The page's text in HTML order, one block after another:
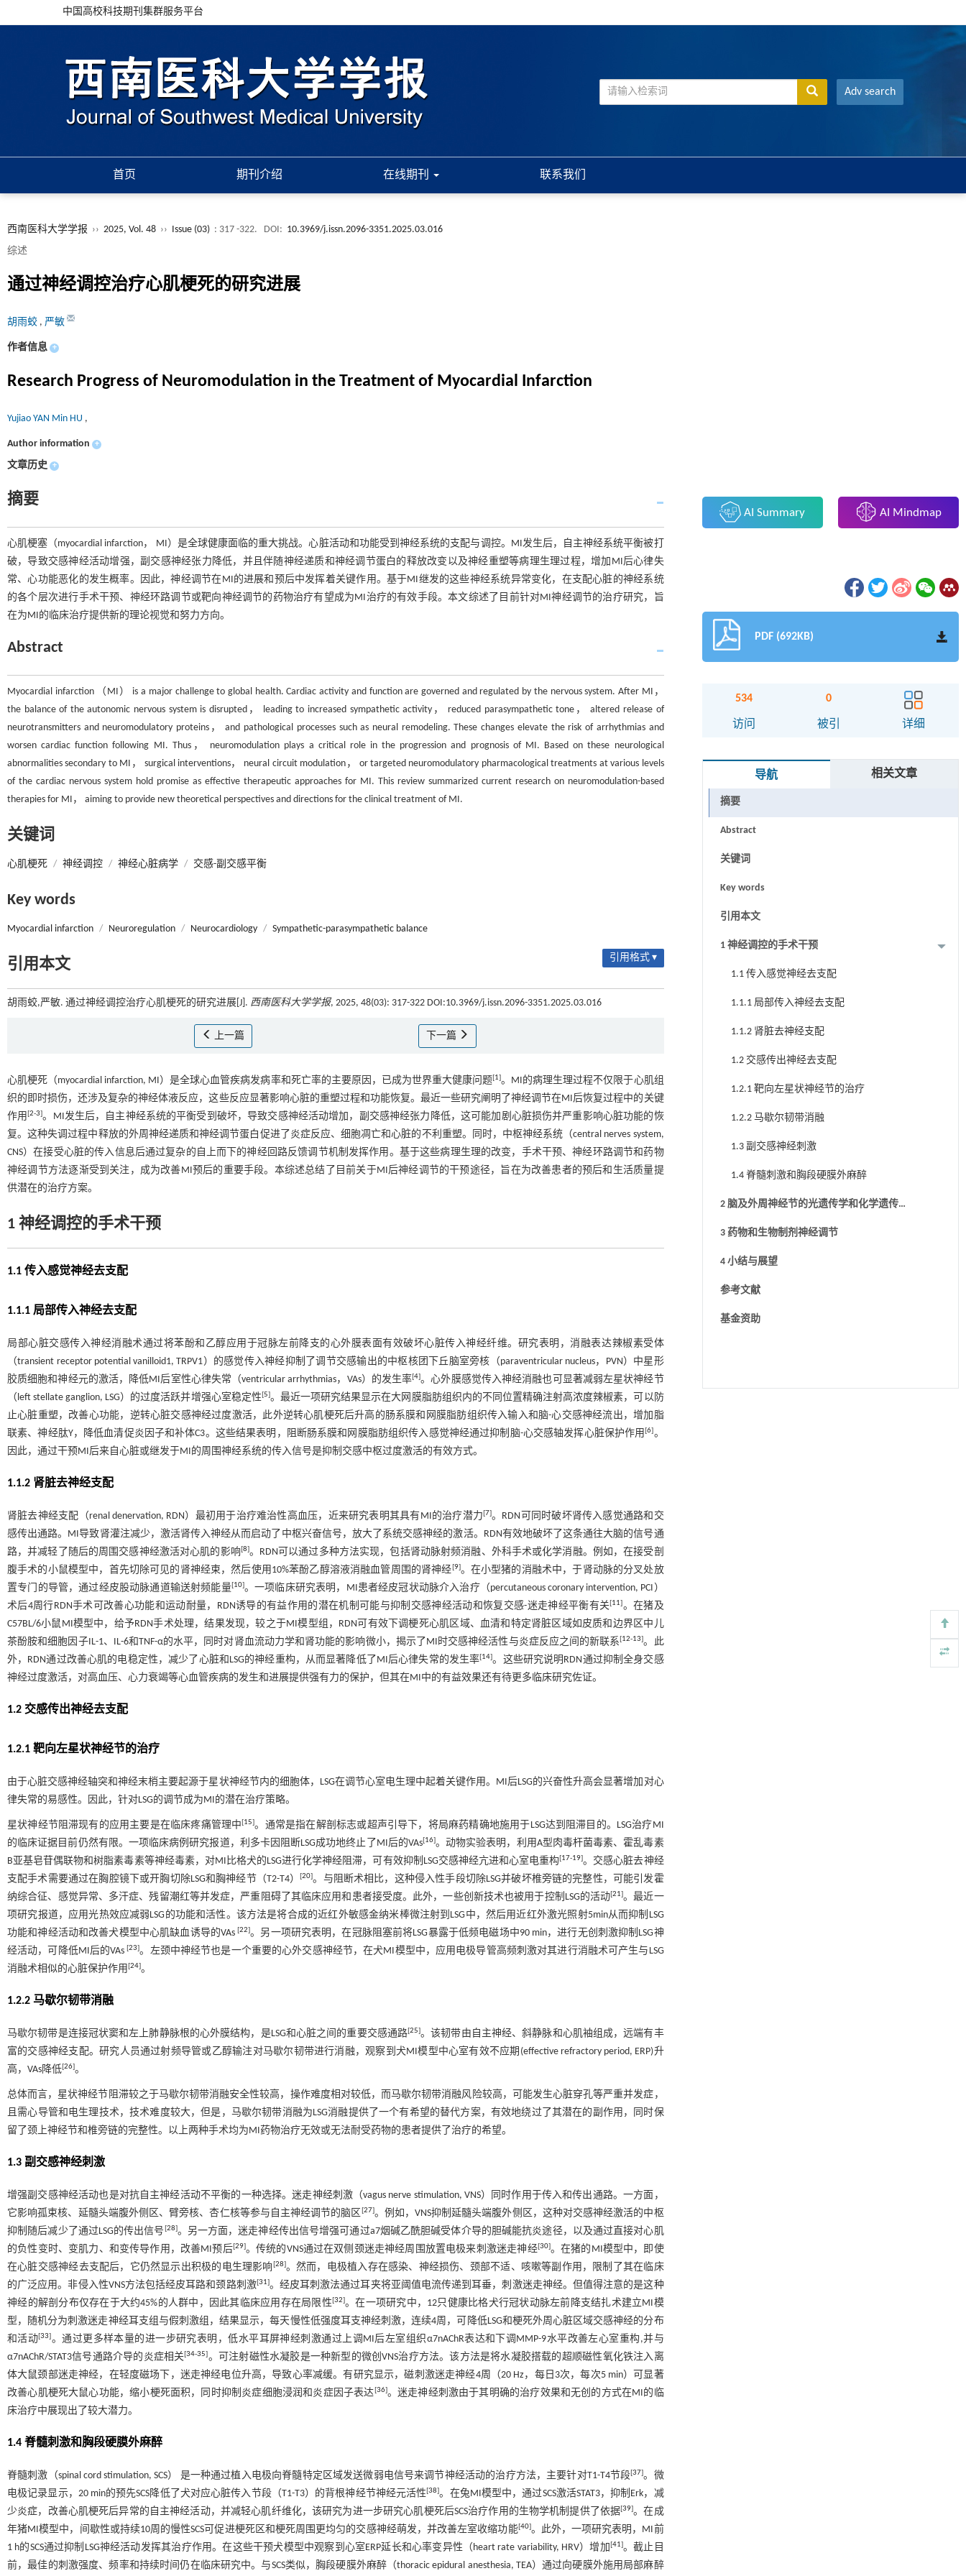
中国高校科技期刊集群服务平台
Adv search
首页 期刊介绍 在线期刊 联系我们
西南医科大学学报 ›› 2025, Vol. 48 ›› Issue (03) : 317 -322. DOI: 10.3969/j.issn.2096-3351.2025.03.016
综述
通过神经调控治疗心肌梗死的研究进展
胡雨蛟 , 严敏
作者信息 +
Research Progress of Neuromodulation in the Treatment of Myocardial Infarction
Yujiao YAN Min HU ,
Author information +
文章历史 +
摘要
心肌梗塞（myocardial infarction， MI）是全球健康面临的重大挑战。心脏活动和功能受到神经系统的支配与调控。MI发生后，自主神经系统平衡被打
破，导致交感神经活动增强，副交感神经张力降低，并且伴随神经递质和神经调节蛋白的释放改变以及神经重塑等病理生理过程，增加MI后心律失
常、心功能恶化的发生概率。因此，神经调节在MI的进展和预后中发挥着关键作用。基于MI继发的这些神经系统异常变化，在支配心脏的神经系统
的各个层次进行手术干预、神经环路调节或靶向神经调节的药物治疗有望成为MI治疗的有效手段。本文综述了目前针对MI神经调节的治疗研究，旨
在为MI的临床治疗提供新的理论视觉和努力方向。
Abstract
Myocardial infarction （MI） is a major challenge to global health. Cardiac activity and function are governed and regulated by the nervous system. After MI，
the balance of the autonomic nervous system is disrupted， leading to increased sympathetic activity， reduced parasympathetic tone， altered release of
neurotransmitters and neuromodulatory proteins， and pathological processes such as neural remodeling. These changes elevate the risk of arrhythmias and
worsen cardiac function following MI. Thus， neuromodulation plays a critical role in the progression and prognosis of MI. Based on these neurological
abnormalities secondary to MI， surgical interventions， neural circuit modulation， or targeted neuromodulatory pharmacological treatments at various levels
of the cardiac nervous system hold promise as effective therapeutic approaches for MI. This review summarized current research on neuromodulation-based
therapies for MI， aiming to provide new theoretical perspectives and directions for the clinical treatment of MI.
关键词
心肌梗死 / 神经调控 / 神经心脏病学 / 交感-副交感平衡
Key words
Myocardial infarction / Neuroregulation / Neurocardiology / Sympathetic-parasympathetic balance
引用本文 引用格式 ▾
胡雨蛟,严敏. 通过神经调控治疗心肌梗死的研究进展[J]. 西南医科大学学报, 2025, 48(03): 317-322 DOI:10.3969/j.issn.2096-3351.2025.03.016
上一篇 下一篇
心肌梗死（myocardial infarction, MI）是全球心血管疾病发病率和死亡率的主要原因，已成为世界重大健康问题[1]。MI的病理生理过程不仅限于心肌组
织的即时损伤，还涉及复杂的神经体液反应，这些反应显著影响心脏的重塑过程和功能恢复。最近一些研究阐明了神经调节在MI后恢复过程中的关键
作用[2-3]。MI发生后，自主神经系统的平衡受到破坏，导致交感神经活动增加，副交感神经张力降低，这可能加剧心脏损伤并严重影响心脏功能的恢
复。这种失调过程中释放的外周神经递质和神经调节蛋白促进了炎症反应、细胞凋亡和心脏的不利重塑。同时，中枢神经系统（central nerves system,
CNS）在接受心脏的传入信息后通过复杂的自上而下的神经回路反馈调节机制发挥作用。基于这些病理生理的改变，手术干预、神经环路调节和药物
神经调节方法逐渐受到关注，成为改善MI预后的重要手段。本综述总结了目前关于MI后神经调节的干预途径，旨在为改善患者的预后和生活质量提
供潜在的治疗方案。
1 神经调控的手术干预
1.1 传入感觉神经去支配
1.1.1 局部传入神经去支配
局部心脏交感传入神经消融术通过将苯酚和乙醇应用于冠脉左前降支的心外膜表面有效破坏心脏传入神经纤维。研究表明，消融表达辣椒素受体
（transient receptor potential vanilloid1, TRPV1）的感觉传入神经抑制了调节交感输出的中枢核团下丘脑室旁核（paraventricular nucleus，PVN）中星形
胶质细胞和神经元的激活，降低MI后室性心律失常（ventricular arrhythmias，VAs）的发生率[4]。心外膜感觉传入神经消融也可显著减弱左星状神经节
（left stellate ganglion, LSG）的过度活跃并增强心室稳定性[5]。最近一项研究结果显示在大网膜脂肪组织内的不同位置精确注射高浓度辣椒素，可以防
止心脏重塑，改善心功能，逆转心脏交感神经过度激活，此外逆转心肌梗死后升高的肠系膜和网膜脂肪组织传入输入和脑-心交感神经流出，增加脂
联素、神经肽Y，降低血清促炎因子和补体C3。这些结果表明，阻断肠系膜和网膜脂肪组织传入感觉神经通过抑制脑-心交感轴发挥心脏保护作用[6]。
因此，通过干预MI后来自心脏或继发于MI的周围神经系统的传入信号是抑制交感中枢过度激活的有效方式。
1.1.2 肾脏去神经支配
肾脏去神经支配（renal denervation, RDN）最初用于治疗难治性高血压，近来研究表明其具有MI的治疗潜力[7]。RDN可同时破坏肾传入感觉通路和交
感传出通路。MI导致肾灌注减少，激活肾传入神经从而启动了中枢兴奋信号，放大了系统交感神经的激活。RDN有效地破坏了这条通往大脑的信号通
路，并减轻了随后的周围交感神经激活对心肌的影响 [8]。RDN可以通过多种方法实现，包括肾动脉射频消融、外科手术或化学消融。例如，在接受剖
腹手术的小鼠模型中，首先切除可见的肾神经束，然后使用10%苯酚乙醇溶液消融血管周围的肾神经[9]。在小型猪的消融术中，于肾动脉的分叉处放
置专门的导管，通过经皮股动脉通道输送射频能量[10]。一项临床研究表明，MI患者经皮冠状动脉介入治疗（percutaneous coronary intervention, PCI）
术后4周行RDN手术可改善心功能和运动耐量，RDN诱导的有益作用的潜在机制可能与抑制交感神经活动和恢复交感-迷走神经平衡有关[11]。在猪及
C57BL/6小鼠MI模型中，给予RDN手术处理，结果发现，较之于MI模型组，RDN可有效下调梗死心肌区域、血清和特定肾脏区域如皮质和边界区中儿
茶酚胺和细胞因子IL-1、IL-6和TNF-α的水平，同时对肾血流动力学和肾功能的影响微小，揭示了MI时交感神经活性与炎症反应之间的新联系[12-13]。此
外，RDN通过改善心肌的电稳定性，减少了心脏和LSG的神经重构，从而显著降低了MI后心律失常的发生率[14]。这些研究说明RDN通过抑制全身交感
神经过度激活，对高血压、心力衰竭等心血管疾病的发生和进展提供强有力的保护，但其在MI中的有益效果还有待更多临床研究佐证。
1.2 交感传出神经去支配
1.2.1 靶向左星状神经节的治疗
由于心脏交感神经轴突和神经末梢主要起源于星状神经节内的细胞体，LSG在调节心室电生理中起着关键作用。MI后LSG的兴奋性升高会显著增加对心
律失常的易感性。因此，针对LSG的调节成为MI的潜在治疗策略。
星状神经节阻滞现有的应用主要是在临床疼痛管理中[15]。通常是指在解剖标志或超声引导下，将局麻药精确地施用于LSG达到阻滞目的。LSG治疗MI
的临床证据目前仍然有限。一项临床病例研究报道，利多卡因阻断LSG成功地终止了MI后的VAs[16]。动物实验表明，利用A型肉毒杆菌毒素、霍乱毒素
B亚基皂苷偶联物和树脂素毒素等神经毒素，对MI比格犬的LSG进行化学神经阻滞，可有效抑制LSG交感神经亢进和心室电重构[17-19]。交感心脏去神经
支配手术需要通过在胸腔镜下或开胸切除LSG和胸神经节（T2-T4）[20]。与阻断术相比，这种侵入性手段切除LSG并破坏椎旁链的完整性，可能引发霍
纳综合征、感觉异常、多汗症、残留潮红等并发症，严重阻碍了其临床应用和患者接受度。此外，一些创新技术也被用于控制LSG的活动[21]。最近一
项研究报道，应用光热效应减弱LSG的功能和活性。该方法是将合成的近红外敏感金纳米棒微注射到LSG中，然后用近红外激光照射5min从而抑制LSG
功能和神经活动和改善犬模型中心肌缺血诱导的VAs[22]。另一项研究表明，在冠脉阻塞前将LSG暴露于低频电磁场中90 min，进行无创刺激抑制LSG神
经活动，可降低MI后的VAs[23]。左颈中神经节也是一个重要的心外交感神经节，在犬MI模型中，应用电极导管高频刺激对其进行消融术可产生与LSG
消融术相似的心脏保护作用 [24]。
1.2.2 马歇尔韧带消融
马歇尔韧带是连接冠状窦和左上肺静脉根的心外膜结构，是LSG和心脏之间的重要交感通路[25]。该韧带由自主神经、斜静脉和心肌袖组成，远端有丰
富的交感神经支配。研究人员通过射频导管或乙醇输注对马歇尔韧带进行消融，观察到犬MI模型中心室有效不应期(effective refractory period, ERP)升
高，VAs降低[26]。
总体而言，星状神经节阻滞较之于马歇尔韧带消融安全性较高，操作难度相对较低，而马歇尔韧带消融风险较高，可能发生心脏穿孔等严重并发症，
且需心导管和电生理技术，技术难度较大，但是，马歇尔韧带消融为LSG消融提供了一个有希望的替代方案，有效地绕过了其潜在的副作用，同时保
留了颈上神经节和椎旁链的完整性。以上两种手术均为MI药物治疗无效或无法耐受药物的患者提供了治疗的希望。
1.3 副交感神经刺激
增强副交感神经活动也是对抗自主神经活动不平衡的一种选择。迷走神经刺激（vagus nerve stimulation, VNS）同时作用于传入和传出通路。一方面，
它影响孤束核、延髓头端腹外侧区、臂旁核、杏仁核等参与自主神经调节的脑区[27]。例如，VNS抑制延髓头端腹外侧区，这种对交感神经激活的中枢
抑制随后减少了通过LSG的传出信号 [28]。另一方面，迷走神经传出信号增强可通过a7烟碱乙酰胆碱受体介导的胆碱能抗炎途径，以及通过直接对心肌
的负性变时、变肌力、和变传导作用，改善MI预后[29]。传统的VNS通过在双侧颈迷走神经周围放置电极来刺激迷走神经[30]。在猪的MI模型中，即使
在心脏交感神经去支配后，它仍然显示出积极的电生理影响 [28]。然而，电极植入存在感染、神经损伤、颈部不适、咳嗽等副作用，限制了其在临床
的广泛应用。非侵入性VNS方法包括经皮耳路和颈路刺激[31]。经皮耳刺激法通过耳夹将亚阈值电流传递到耳垂，刺激迷走神经。但值得注意的是这种
神经的解剖分布仅存在于大约45%的人群中，因此其临床应用存在局限性[32]。在一项研究中，12只健康比格犬行冠状动脉左前降支结扎术建立MI模
型，随机分为刺激迷走神经耳支组与假刺激组，结果显示，每天慢性低强度耳支神经刺激，连续4周，可降低LSG和梗死外周心脏区域交感神经的分布
和活动[33]。通过更多样本量的进一步研究表明，低水平耳屏神经刺激通过上调MI后左室组织α7nAChR表达和下调MMP-9水平改善左心室重构,并与
α7nAChR/STAT3信号通路介导的炎症相关[34-35]。可注射磁性水凝胶是一种新型的微创VNS治疗方法。该方法是将水凝胶搭载的超顺磁性氧化铁注入离
体大鼠颈部迷走神经，在轻度磁场下，迷走神经电位升高，导致心率减缓。有研究显示，磁刺激迷走神经4周（20 Hz，每日3次，每次5 min）可显著
改善心肌梗死大鼠心功能，缩小梗死面积，同时抑制炎症细胞浸润和炎症因子表达[36]。迷走神经刺激由于其明确的治疗效果和无创的方式在MI的临
床治疗中展现出了较大潜力。
1.4 脊髓刺激和胸段硬膜外麻醉
脊髓刺激（spinal cord stimulation, SCS） 是一种通过植入电极向脊髓特定区域发送微弱电信号来调节神经活动的治疗方法，主要针对T1-T4节段[37]。微
电极记录显示，20 min的预先SCS降低了犬对应心脏传入节段（T1-T3）的背根神经节神经元活性[38]。在兔MI模型中，通过SCS激活STAT3，抑制Erk，减
少炎症，改善心肌梗死后异常的自主神经活动，并减轻心肌纤维化，该研究为进一步研究心肌梗死后SCS治疗作用的生物学机制提供了依据[39]。在成
年猪MI模型中，间歇性或持续10周的慢性SCS可促进梗死区和梗死周围更均匀的交感神经萌发，并改善左室收缩功能[40]。此外，一项研究表明，MI前
1 h的SCS通过抑制LSG神经活动发挥其治疗作用。在这些干预犬模型中观察到心室ERP延长和心率变异性（heart rate variability, HRV）增加 [41]。截止目
前，最佳的刺激强度、频率和持续时间仍在临床研究中。与SCS类似，胸段硬膜外麻醉（thoracic epidural anesthesia, TEA）通过向硬膜外施用局部麻醉
AI Summary AI Mindmap
PDF (692KB)
534
访问
0
被引 详细
导航 相关文章
摘要
Abstract
关键词
Key words
引用本文
1 神经调控的手术干预
1.1 传入感觉神经去支配
1.1.1 局部传入神经去支配
1.1.2 肾脏去神经支配
1.2 交感传出神经去支配
1.2.1 靶向左星状神经节的治疗
1.2.2 马歇尔韧带消融
1.3 副交感神经刺激
1.4 脊髓刺激和胸段硬膜外麻醉
2 脑及外周神经节的光遗传学和化学遗传
学调节
3 药物和生物制剂神经调节
4 小结与展望
参考文献
基金资助
. 2026, Vol.8(6): 260461-260488